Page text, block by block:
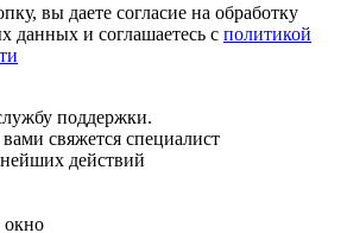
вы даете согласие на обработку
данных и соглашаетесь с политикой
поддержки.
свяжется специалист
действий